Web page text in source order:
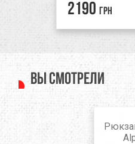
2190 грн
Вы смотрели